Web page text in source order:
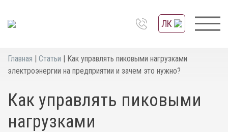
ЛК
Главная | Статьи | Как управлять пиковыми нагрузками
электроэнергии на предприятии и зачем это нужно?
Как управлять пиковыми
нагрузками